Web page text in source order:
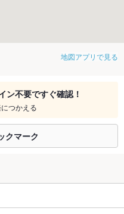
地図アプリで見る
ン不要ですぐ確認！
つかえる
クマーク